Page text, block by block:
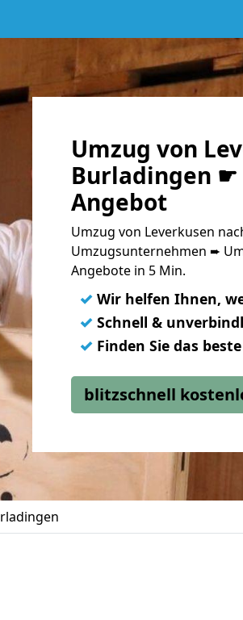
Umzug von
Burladingen ☛
Angebot
Umzug von Leverkusen
Umzugsunternehmen ➨
Angebote in 5 Min.
✓ Wir helfen Ihnen,
✓ Schnell &
✓ Finden Sie das
blitzschnell